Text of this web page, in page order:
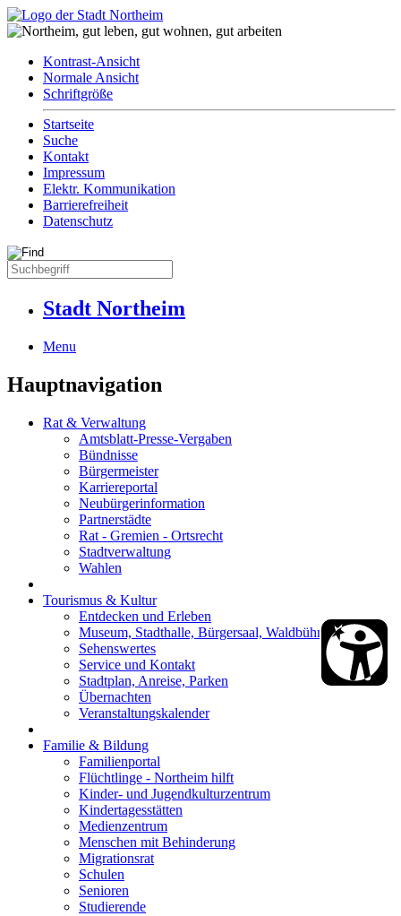
Kontrast-Ansicht
Normale Ansicht
Schriftgröße
Startseite
Suche
Kontakt
Impressum
Elektr. Kommunikation
Barrierefreiheit
Datenschutz
Stadt Northeim
Menu
Hauptnavigation
Rat & Verwaltung
Amtsblatt-Presse-Vergaben
Bündnisse
Bürgermeister
Karriereportal
Neubürgerinformation
Partnerstädte
Rat - Gremien - Ortsrecht
Stadtverwaltung
Wahlen
Tourismus & Kultur
Entdecken und Erleben
Museum, Stadthalle, Bürgersaal, Waldbühne
Sehenswertes
Service und Kontakt
Stadtplan, Anreise, Parken
Übernachten
Veranstaltungskalender
Familie & Bildung
Familienportal
Flüchtlinge - Northeim hilft
Kinder- und Jugendkulturzentrum
Kindertagesstätten
Medienzentrum
Menschen mit Behinderung
Migrationsrat
Schulen
Senioren
Studierende